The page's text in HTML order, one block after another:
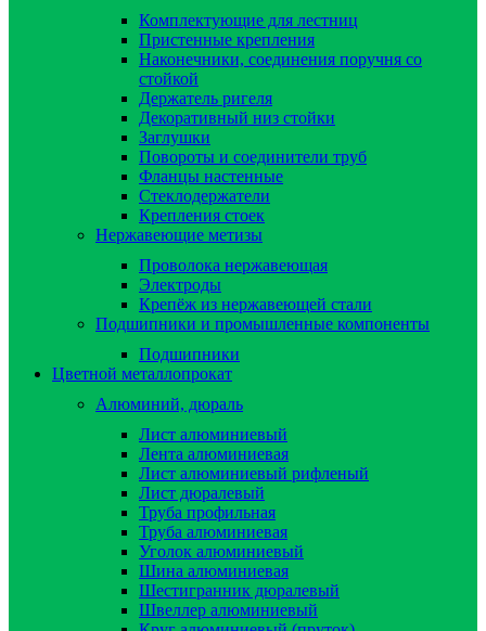
Комплектующие для лестниц
Пристенные крепления
Наконечники, соединения поручня со
стойкой
Держатель ригеля
Декоративный низ стойки
Заглушки
Повороты и соединители труб
Фланцы настенные
Стеклодержатели
Крепления стоек
Нержавеющие метизы
Проволока нержавеющая
Электроды
Крепёж из нержавеющей стали
Подшипники и промышленные компоненты
Подшипники
Цветной металлопрокат
Алюминий, дюраль
Лист алюминиевый
Лента алюминиевая
Лист алюминиевый рифленый
Лист дюралевый
Труба профильная
Труба алюминиевая
Уголок алюминиевый
Шина алюминиевая
Шестигранник дюралевый
Швеллер алюминиевый